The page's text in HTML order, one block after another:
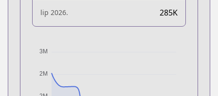
lip 2026. 285K